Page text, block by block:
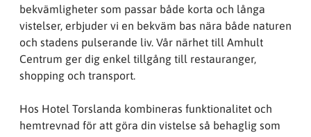
bekvämligheter som passar både korta och långa
vistelser, erbjuder vi en bekväm bas nära både naturen
och stadens pulserande liv. Vår närhet till Amhult
Centrum ger dig enkel tillgång till restauranger,
shopping och transport.
Hos Hotel Torslanda kombineras funktionalitet och
hemtrevnad för att göra din vistelse så behaglig som